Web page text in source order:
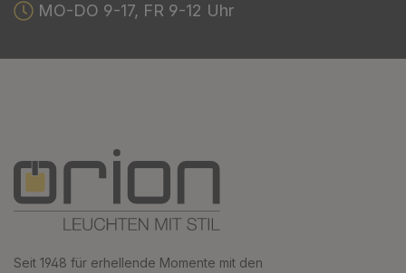
MO-DO 9-17, FR 9-12 Uhr
Seit 1948 für erhellende Momente mit den